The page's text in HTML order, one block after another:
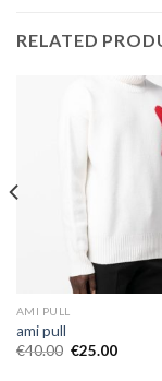
RELATED
AMI PULL
ami pull
€40.00 €25.00